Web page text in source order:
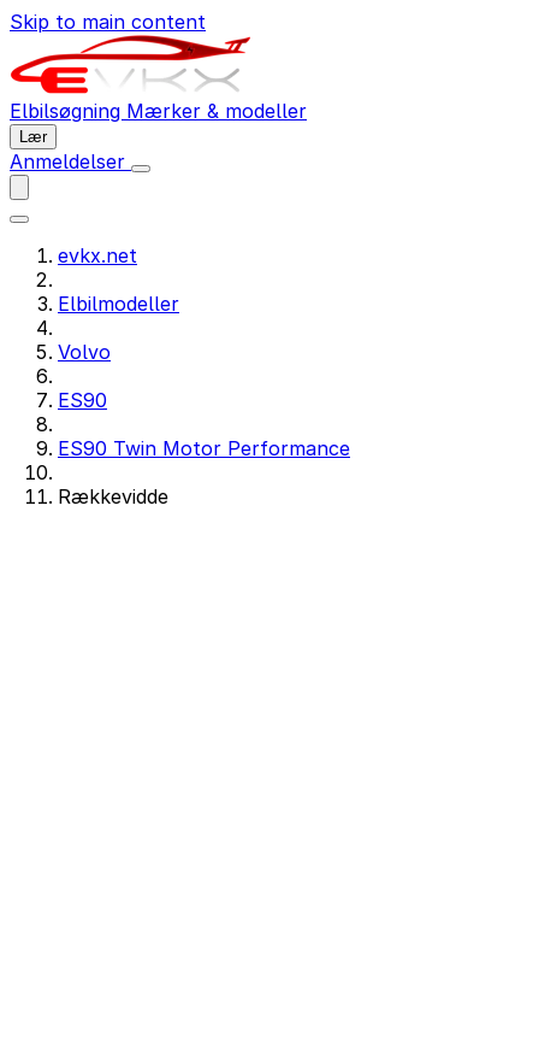
Skip to main content
Elbilsøgning Mærker & modeller
Lær
Anmeldelser
evkx.net
Elbilmodeller
Volvo
ES90
ES90 Twin Motor Performance
Rækkevidde